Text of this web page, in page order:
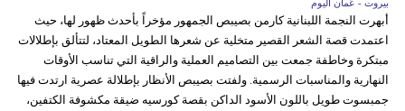
بيروت - عُمان اليوم
أبهرت النجمة اللبنانية كارمن بصيبص الجمهور مؤخراً بأحدث ظهور لها، حيث
اعتمدت قصة الشعر القصير متخلية عن شعرها الطويل المعتاد، لتتألق بإطلالات
مبتكرة وخاطفة جمعت بين التصاميم العملية والراقية التي تناسب الأوقات
النهارية والمناسبات الرسمية. ولفتت بصيبص الأنظار بإطلالة عصرية ارتدت فيها
جمبسوت طويل باللون الأسود الداكن بقصة كورسيه ضيقة مكشوفة الكتفين،